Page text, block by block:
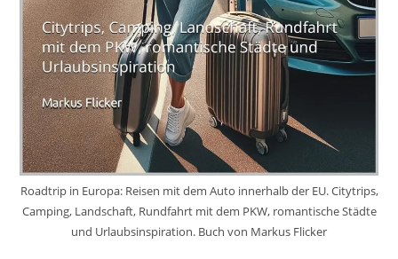
Roadtrip in Europa: Reisen mit dem Auto innerhalb der EU. Citytrips,
Camping, Landschaft, Rundfahrt mit dem PKW, romantische Städte
und Urlaubsinspiration. Buch von Markus Flicker